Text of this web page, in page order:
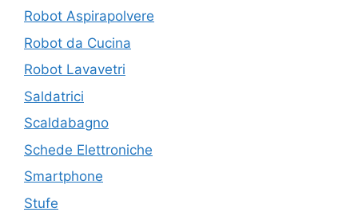
Robot Aspirapolvere
Robot da Cucina
Robot Lavavetri
Saldatrici
Scaldabagno
Schede Elettroniche
Smartphone
Stufe